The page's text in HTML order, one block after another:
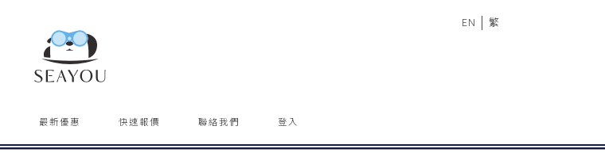
EN | 繁
最新優惠 快速報價 聯絡我們 登入